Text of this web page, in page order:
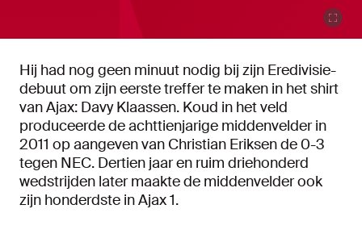
Hij had nog geen minuut nodig bij zijn Eredivisie-
debuut om zijn eerste treffer te maken in het shirt
van Ajax: Davy Klaassen. Koud in het veld
produceerde de achttienjarige middenvelder in
2011 op aangeven van Christian Eriksen de 0-3
tegen NEC. Dertien jaar en ruim driehonderd
wedstrijden later maakte de middenvelder ook
zijn honderdste in Ajax 1.